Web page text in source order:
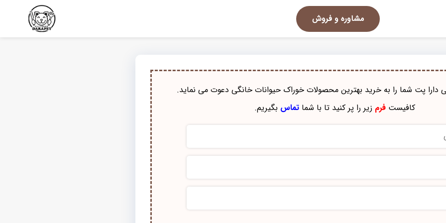
مشاوره و فروش
دارا پت شما را به خرید بهترین محصولات خوراک حيوانات خانگی دعوت می نماید.
کافیستفرم زیر را پر کنید تا با شماتماس بگیریم.